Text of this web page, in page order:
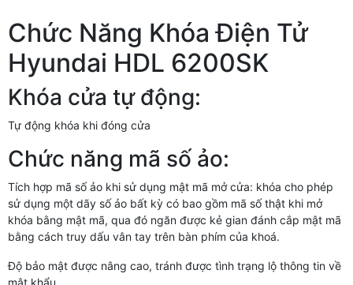
Chức Năng Khóa Điện Tử
Hyundai HDL 6200SK
Khóa cửa tự động:
Tự động khóa khi đóng cửa
Chức năng mã số ảo:
Tích hợp mã số ảo khi sử dụng mật mã mở cửa: khóa cho phép
sử dụng một dãy số ảo bất kỳ có bao gồm mã số thật khi mở
khóa bằng mật mã, qua đó ngăn được kẻ gian đánh cắp mật mã
bằng cách truy dấu vân tay trên bàn phím của khoá.
Độ bảo mật được nâng cao, tránh được tình trạng lộ thông tin về
mật khẩu